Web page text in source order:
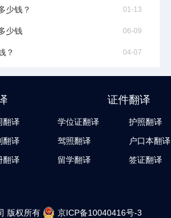
少钱？ 01-13
少钱 06-09
？ 04-07
翻译
翻译
翻译
证件翻译
学位证翻译
护照翻译
驾照翻译
户口本翻译
留学翻译
签证翻译
版权所有 京ICP备10040416号-3